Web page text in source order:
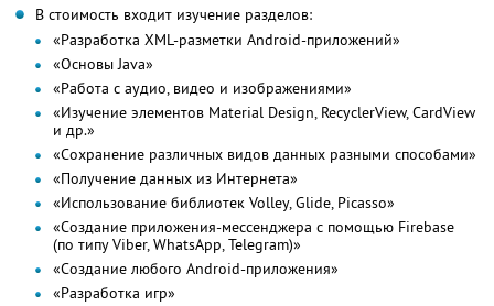
В стоимость входит изучение разделов:
«Разработка XML-разметки Android-приложений»
«Основы Java»
«Работа с аудио, видео и изображениями»
«Изучение элементов Material Design, RecyclerView, CardView
и др.»
«Сохранение различных видов данных разными способами»
«Получение данных из Интернета»
«Использование библиотек Volley, Glide, Picasso»
«Создание приложения-мессенджера с помощью Firebase
(по типу Viber, WhatsApp, Telegram)»
«Создание любого Android-приложения»
«Разработка игр»